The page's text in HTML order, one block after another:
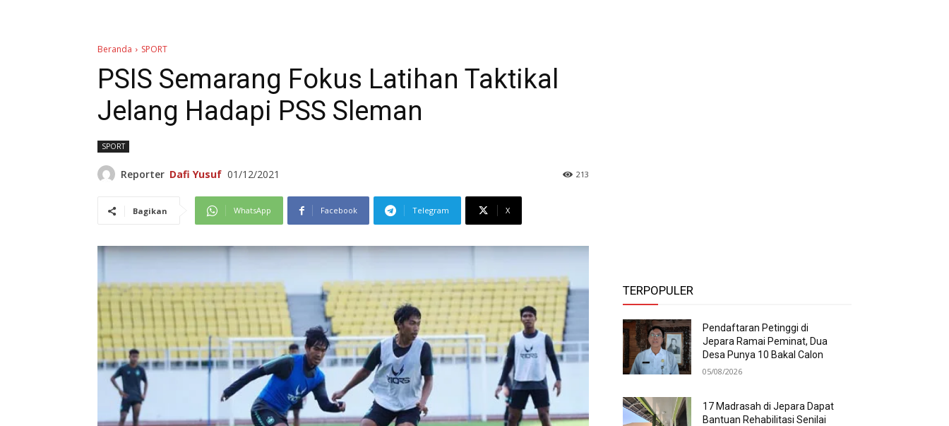
Beranda SPORT
PSIS Semarang Fokus Latihan Taktikal
Jelang Hadapi PSS Sleman
SPORT
Reporter Dafi Yusuf 01/12/2021 213
Bagikan WhatsApp Facebook Telegram X
TERPOPULER
Pendaftaran Petinggi di
Jepara Ramai Peminat, Dua
Desa Punya 10 Bakal Calon
05/08/2026
17 Madrasah di Jepara Dapat
Bantuan Rehabilitasi Senilai